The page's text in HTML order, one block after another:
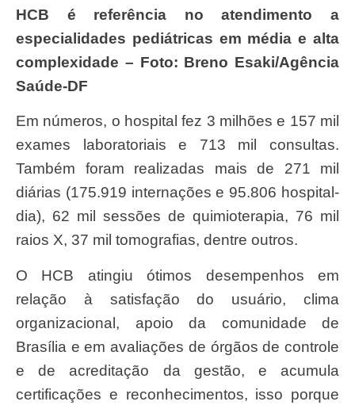
HCB é referência no atendimento a
especialidades pediátricas em média e alta
complexidade – Foto: Breno Esaki/Agência
Saúde-DF
Em números, o hospital fez 3 milhões e 157 mil
exames laboratoriais e 713 mil consultas.
Também foram realizadas mais de 271 mil
diárias (175.919 internações e 95.806 hospital-
dia), 62 mil sessões de quimioterapia, 76 mil
raios X, 37 mil tomografias, dentre outros.
O HCB atingiu ótimos desempenhos em
relação à satisfação do usuário, clima
organizacional, apoio da comunidade de
Brasília e em avaliações de órgãos de controle
e de acreditação da gestão, e acumula
certificações e reconhecimentos, isso porque